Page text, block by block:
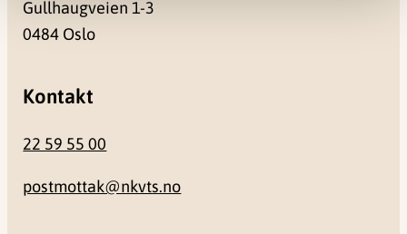
Gullhaugveien 1-3
0484 Oslo
Kontakt
22 59 55 00
postmottak@nkvts.no